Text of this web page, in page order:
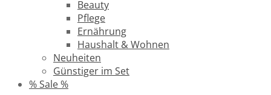
Beauty
Pflege
Ernährung
Haushalt & Wohnen
Neuheiten
Günstiger im Set
% Sale %